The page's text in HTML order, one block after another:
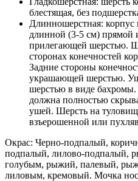
блестящая, без
Длинношерстная:
длинной (3-5 см) прямой
прилегающей шерстью.
сторонах конечностей
Задние стороны
украшающей шерстью.
шерстью в виде бахромы.
должна полностью
ушей. Шерсть на
взъерошенной или
Окрас: Черно-подпалый,
подпалый, лилово-подпалый,
голубым, рыжий, палевый,
лиловым, кремовый. Мочка